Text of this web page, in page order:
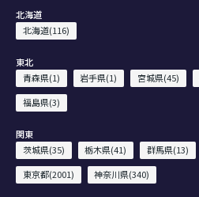
北海道
北海道(116)
東北
青森県(1)
岩手県(1) 宮城県(45)
福島県(3)
関東
茨城県(35)
栃木県(41) 群馬県(13)
東京都(2001)
神奈川県(340)